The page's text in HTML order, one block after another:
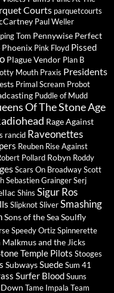
Courts parquetcourts
Paul Weller
Tom Pennywise Perfect
Phoenix Pink Floyd Pissed
Plague Vendor Plan B
Mouth Praxis Presidents
Primal Scream Probot
Puddle of Mudd
Of The Stone Age
Rage Against
rancid Raveonettes
Reuben Rise Against
Pollard Robyn Roddy
Scars On BroadwayScott
Sebastien GraingerSerj
Shins Sigur Ros
SlipknotSliverSmashing
Sons of the SeaSoulfly
Speedy OrtizSpinnerette
Malkmus and the Jicks
Temple Pilots Stooges
SubwaysSuedeSum 41
Surfer BloodSuuns
Down Tame Impala Team